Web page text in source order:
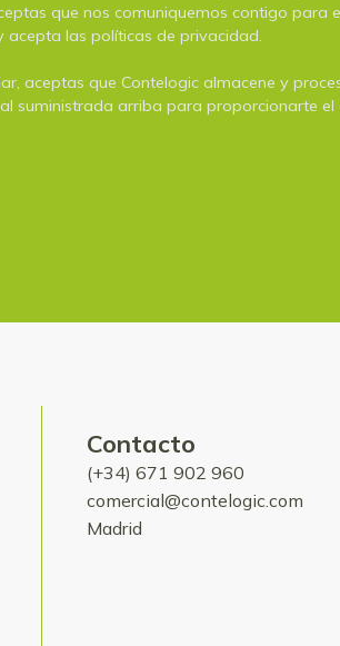
que nos comuniquemos contigo para
acepta las políticas de privacidad.
aceptas que Contelogic almacene y
suministrada arriba para proporcionarte el
Contacto
(+34) 671 902 960
comercial@contelogic.com
Madrid